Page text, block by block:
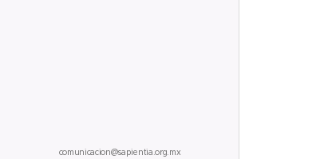
comunicacion@sapientia.org.mx